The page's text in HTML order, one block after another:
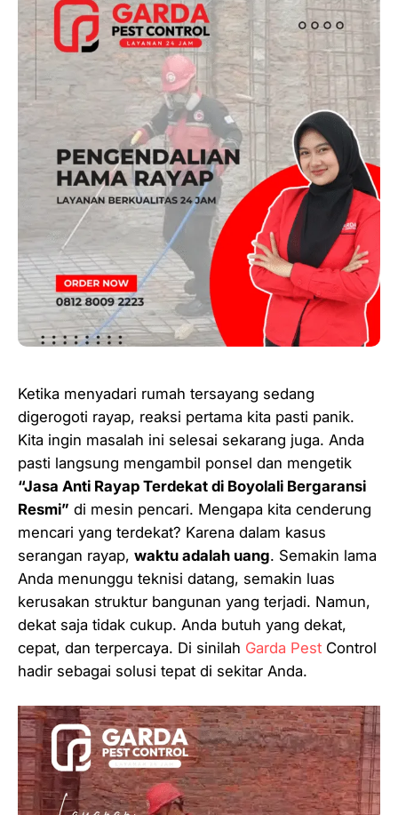
Ketika menyadari rumah tersayang sedang
digerogoti rayap, reaksi pertama kita pasti panik.
Kita ingin masalah ini selesai sekarang juga. Anda
pasti langsung mengambil ponsel dan mengetik
“Jasa Anti Rayap Terdekat di Boyolali Bergaransi
Resmi” di mesin pencari. Mengapa kita cenderung
mencari yang terdekat? Karena dalam kasus
serangan rayap, waktu adalah uang. Semakin lama
Anda menunggu teknisi datang, semakin luas
kerusakan struktur bangunan yang terjadi. Namun,
dekat saja tidak cukup. Anda butuh yang dekat,
cepat, dan terpercaya. Di sinilah Garda Pest Control
hadir sebagai solusi tepat di sekitar Anda.